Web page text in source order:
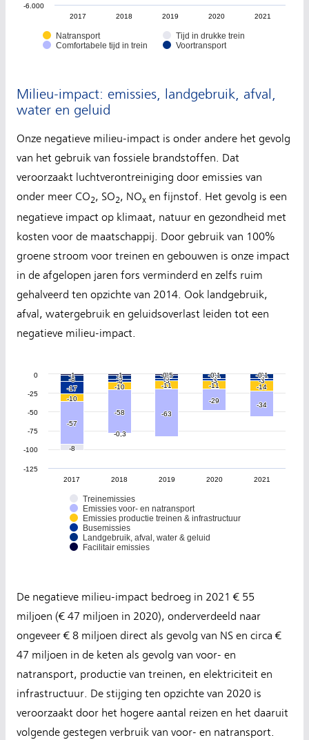
Natransport
Tijd in drukke trein
Comfortabele tijd in trein
Voortransport
2017 2018 2019 2020 2021
-6.000
Milieu-impact: emissies, landgebruik, afval,
water en geluid
Onze negatieve milieu-impact is onder andere het gevolg
van het gebruik van fossiele brandstoffen. Dat
veroorzaakt luchtverontreiniging door emissies van
onder meer CO2, SO2, NOx en fijnstof. Het gevolg is een
negatieve impact op klimaat, natuur en gezondheid met
kosten voor de maatschappij. Door gebruik van 100%
groene stroom voor treinen en gebouwen is onze impact
in de afgelopen jaren fors verminderd en zelfs ruim
gehalveerd ten opzichte van 2014. Ook landgebruik,
afval, watergebruik en geluidsoverlast leiden tot een
negatieve milieu-impact.
-8
-8
-0,3
-0,3
0
0 0
0 0
0
-57
-57
-58
-58 -63
-63
-29
-29
-34
-34
-10
-10
-10
-10 -11
-11 -11
-11 -14
-14
-17
-17
-4
-4 -3
-3 -3
-3 -3
-3
-8
-8 -5
-5 -5
-5 -5
-5 -5
-5
-1
-1 -1
-1 -0,5
-0,5 -0,1
-0,1 -0,1
-0,1
Treinemissies
Emissies voor- en natransport
Emissies productie treinen & infrastructuur
Busemissies
Landgebruik, afval, water & geluid
Facilitair emissies
2017 2018 2019 2020 2021
-125
-100
-75
-50
-25
0
De negatieve milieu-impact bedroeg in 2021 € 55
miljoen (€ 47 miljoen in 2020), onderverdeeld naar
ongeveer € 8 miljoen direct als gevolg van NS en circa €
47 miljoen in de keten als gevolg van voor- en
natransport, productie van treinen, en elektriciteit en
infrastructuur. De stijging ten opzichte van 2020 is
veroorzaakt door het hogere aantal reizen en het daaruit
volgende gestegen verbruik van voor- en natransport.